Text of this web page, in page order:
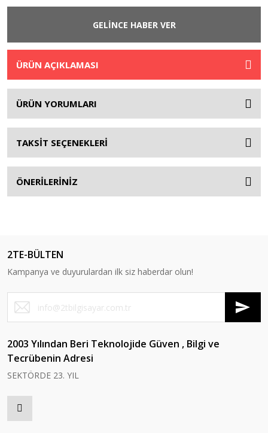
GELİNCE HABER VER
ÜRÜN AÇIKLAMASI
ÜRÜN YORUMLARI
TAKSİT SEÇENEKLERİ
ÖNERİLERİNİZ
2TE-BÜLTEN
Kampanya ve duyurulardan ilk siz haberdar olun!
2003 Yılından Beri Teknolojide Güven , Bilgi ve
Tecrübenin Adresi
SEKTÖRDE 23. YIL